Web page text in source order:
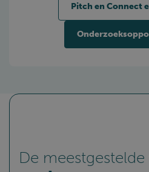
Pitch en Connect
De meestgestelde